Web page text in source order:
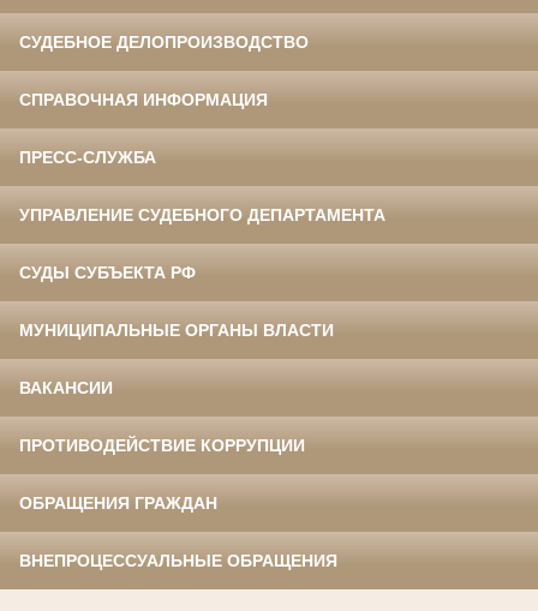
СУДЕБНОЕ ДЕЛОПРОИЗВОДСТВО
СПРАВОЧНАЯ ИНФОРМАЦИЯ
ПРЕСС-СЛУЖБА
УПРАВЛЕНИЕ СУДЕБНОГО ДЕПАРТАМЕНТА
СУДЫ СУБЪЕКТА РФ
МУНИЦИПАЛЬНЫЕ ОРГАНЫ ВЛАСТИ
ВАКАНСИИ
ПРОТИВОДЕЙСТВИЕ КОРРУПЦИИ
ОБРАЩЕНИЯ ГРАЖДАН
ВНЕПРОЦЕССУАЛЬНЫЕ ОБРАЩЕНИЯ